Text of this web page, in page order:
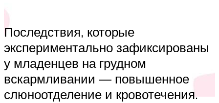
Последствия, которые
экспериментально зафиксированы
у младенцев на грудном
вскармливании — повышенное
слюноотделение и кровотечения.